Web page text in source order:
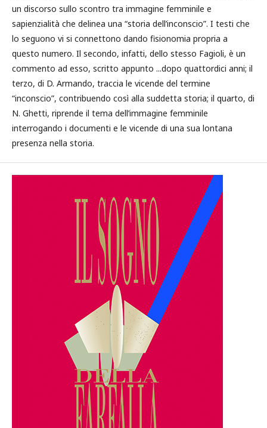
un discorso sullo scontro tra immagine femminile e
sapienzialità che delinea una “storia dell’inconscio”. I testi che
lo seguono vi si connettono dando fisionomia propria a
questo numero. Il secondo, infatti, dello stesso Fagioli, è un
commento ad esso, scritto appunto ...dopo quattordici anni; il
terzo, di D. Armando, traccia le vicende del termine
“inconscio”, contribuendo così alla suddetta storia; il quarto, di
N. Ghetti, riprende il tema dell’immagine femminile
interrogando i documenti e le vicende di una sua lontana
presenza nella storia.